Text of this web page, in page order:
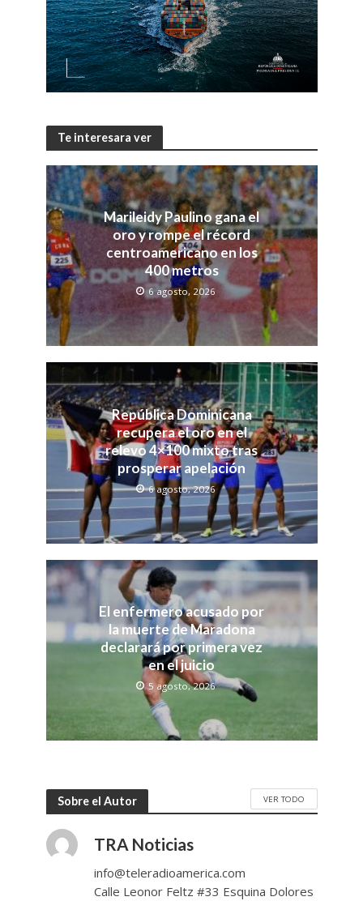
Te interesara ver
Marileidy Paulino gana el
oro y rompe el récord
centroamericano en los
400 metros
6 agosto, 2026
República Dominicana
recupera el oro en el
relevo 4×100 mixto tras
prosperar apelación
6 agosto, 2026
El enfermero acusado por
la muerte de Maradona
declarará por primera vez
en el juicio
5 agosto, 2026
Sobre el Autor VER TODO
TRA Noticias
info@teleradioamerica.com
Calle Leonor Feltz #33 Esquina Dolores